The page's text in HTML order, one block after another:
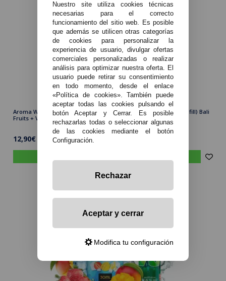
Aroma Watermelon + Melon + Berries Super Ice 30ml/120 (Longfill) Bali
Fruits + VG FAST 70ML
12,90€
Nuestro site utiliza cookies técnicas
necesarias para el correcto
funcionamiento del sitio web. Es posible
que además se utilicen otras categorías
de cookies para personalizar la
experiencia de usuario, divulgar ofertas
comerciales personalizadas o realizar
análisis para optimizar nuestra oferta. El
usuario puede retirar su consentimiento
en todo momento, desde el enlace
«Política de cookies». También puede
aceptar todas las cookies pulsando el
botón Aceptar y Cerrar. Es posible
rechazarlas todas o seleccionar algunas
de las cookies mediante el botón
Configuración.
Rechazar
Aceptar y cerrar
Modifica tu configuración